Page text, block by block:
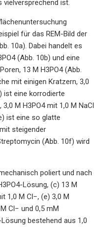
vielversprechend ist.
für das REM-Bild der
10a). Dabei handelt es
(Abb. 10b) und eine
13 M H3PO4 (Abb.
mit einigen Kratzern, 3,0
ist eine korrodierte
M H3PO4 mit 1,0 M NaCl
ist eine so glatte
steigender
(Abb. 10f) wird
poliert und nach
Lösung, (c) 13 M
1,0 M Cl−, (e) 3,0 M
Cl− und 0,5 mM
bestehend aus 1,0